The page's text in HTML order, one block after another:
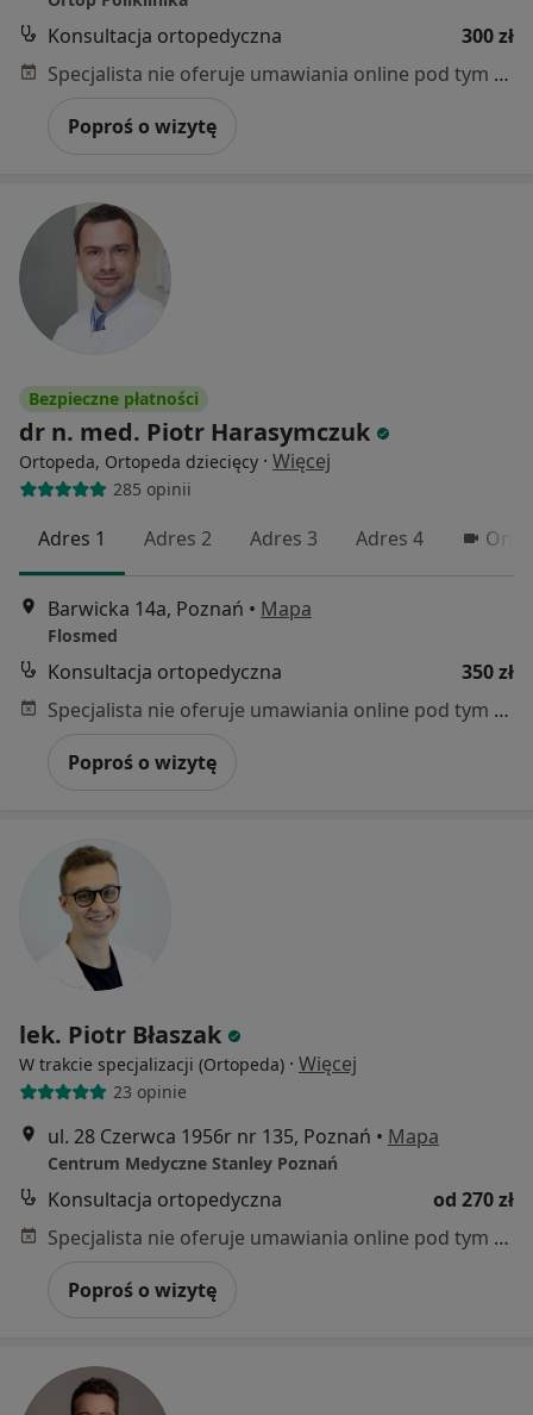
Konsultacja ortopedyczna
300 zł
Specjalista nie oferuje umawiania online pod tym adresem.
Poproś o wizytę
Bezpieczne płatności
dr n. med. Piotr Harasymczuk
Ortopeda, Ortopeda dziecięcy · Więcej
285 opinii
Adres 1 Adres 2 Adres 3 Adres 4
Barwicka 14a, Poznań • Mapa
Flosmed
Konsultacja ortopedyczna
350 zł
Specjalista nie oferuje umawiania online pod tym adresem.
Poproś o wizytę
lek. Piotr Błaszak
W trakcie specjalizacji (Ortopeda) · Więcej
23 opinie
ul. 28 Czerwca 1956r nr 135, Poznań • Mapa
Centrum Medyczne Stanley Poznań
Konsultacja ortopedyczna
od 270 zł
Specjalista nie oferuje umawiania online pod tym adresem.
Poproś o wizytę